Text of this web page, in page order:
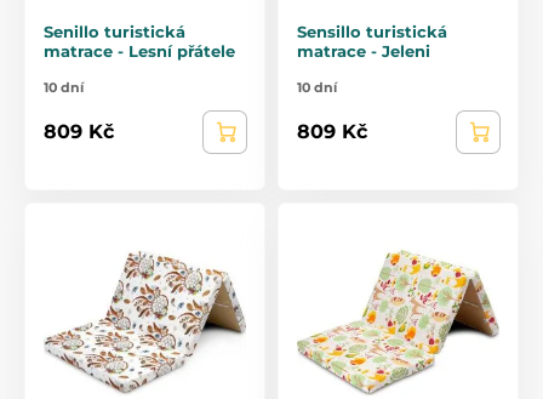
Senillo turistická
matrace - Lesní přátele
10 dní
809 Kč
Sensillo turistická
matrace - Jeleni
10 dní
809 Kč